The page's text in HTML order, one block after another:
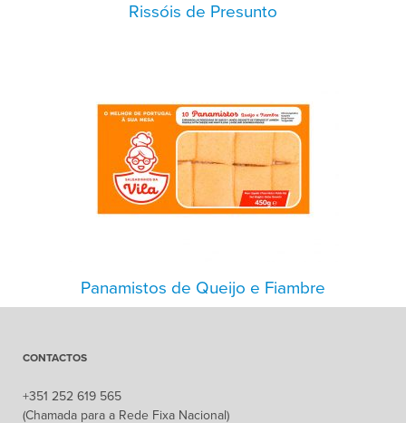
Rissóis de Presunto
Panamistos de Queijo e Fiambre
CONTACTOS
+351 252 619 565
(Chamada para a Rede Fixa Nacional)